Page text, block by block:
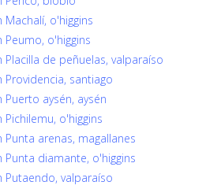
o'higgins
Peumo, o'higgins
de peñuelas, valparaíso
santiago
aysén, aysén
o'higgins
arenas, magallanes
Punta diamante, o'higgins
Putaendo, valparaíso